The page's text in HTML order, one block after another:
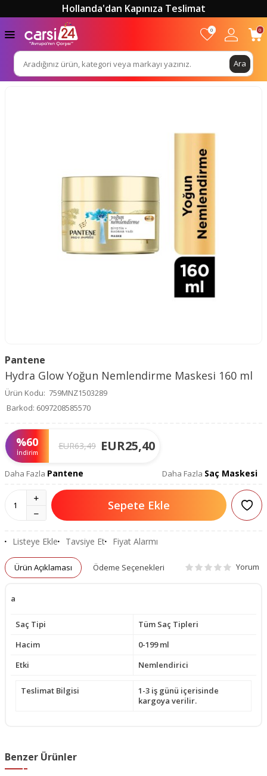
Hollanda'dan Kapınıza Teslimat
Ara
0 0
Pantene
Hydra Glow Yoğun Nemlendirme Maskesi 160 ml
Ürün Kodu: 759MNZ1503289
Barkod: 6097208585570
%60
İndirim
EUR63,49 EUR25,40
Daha Fazla Pantene Daha Fazla Saç Maskesi
Sepete Ekle
Listeye Ekle Tavsiye Et Fiyat Alarmı
Ürün Açıklaması Ödeme Seçenekleri Yorum
a
Saç Tipi
Tüm Saç Tipleri
Hacim
0-199 ml
Etki
Nemlendirici
Teslimat Bilgisi
1-3 iş günü içerisinde
kargoya verilir.
Benzer Ürünler